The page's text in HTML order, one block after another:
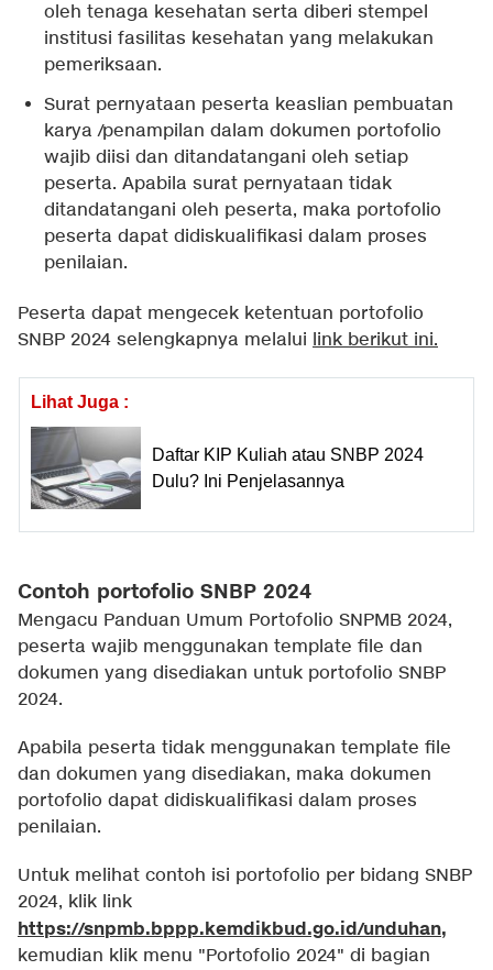
oleh tenaga kesehatan serta diberi stempel
institusi fasilitas kesehatan yang melakukan
pemeriksaan.
Surat pernyataan peserta keaslian pembuatan
karya /penampilan dalam dokumen portofolio
wajib diisi dan ditandatangani oleh setiap
peserta. Apabila surat pernyataan tidak
ditandatangani oleh peserta, maka portofolio
peserta dapat didiskualifikasi dalam proses
penilaian.
Peserta dapat mengecek ketentuan portofolio
SNBP 2024 selengkapnya melalui link berikut ini.
Lihat Juga :
Daftar KIP Kuliah atau SNBP 2024
Dulu? Ini Penjelasannya
Contoh portofolio SNBP 2024
Mengacu Panduan Umum Portofolio SNPMB 2024,
peserta wajib menggunakan template file dan
dokumen yang disediakan untuk portofolio SNBP
2024.
Apabila peserta tidak menggunakan template file
dan dokumen yang disediakan, maka dokumen
portofolio dapat didiskualifikasi dalam proses
penilaian.
Untuk melihat contoh isi portofolio per bidang SNBP
2024, klik link
https://snpmb.bppp.kemdikbud.go.id/unduhan,
kemudian klik menu "Portofolio 2024" di bagian